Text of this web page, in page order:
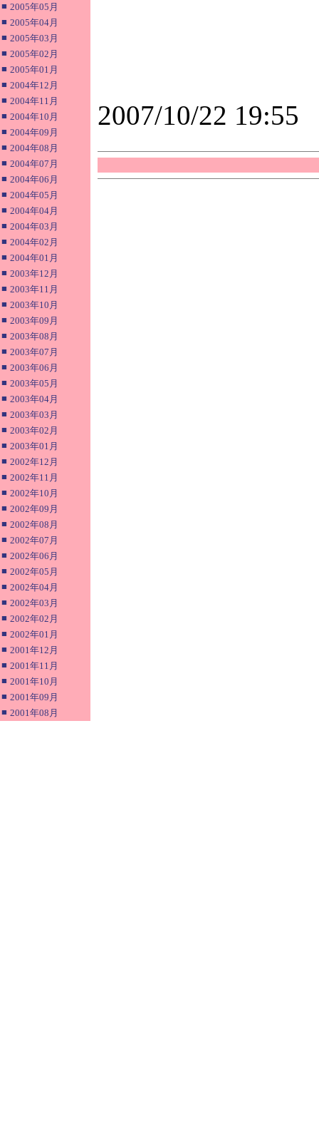
■ 2005年05月
■ 2005年04月
■ 2005年03月
■ 2005年02月
■ 2005年01月
■ 2004年12月
■ 2004年11月
■ 2004年10月
■ 2004年09月
■ 2004年08月
■ 2004年07月
■ 2004年06月
■ 2004年05月
■ 2004年04月
■ 2004年03月
■ 2004年02月
■ 2004年01月
■ 2003年12月
■ 2003年11月
■ 2003年10月
■ 2003年09月
■ 2003年08月
■ 2003年07月
■ 2003年06月
■ 2003年05月
■ 2003年04月
■ 2003年03月
■ 2003年02月
■ 2003年01月
■ 2002年12月
■ 2002年11月
■ 2002年10月
■ 2002年09月
■ 2002年08月
■ 2002年07月
■ 2002年06月
■ 2002年05月
■ 2002年04月
■ 2002年03月
■ 2002年02月
■ 2002年01月
■ 2001年12月
■ 2001年11月
■ 2001年10月
■ 2001年09月
■ 2001年08月
2007/10/22 19:55